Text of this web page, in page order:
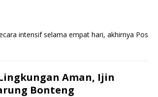
intensif selama empat hari, akhirnya Pos
Aman, Ijin
Bonteng